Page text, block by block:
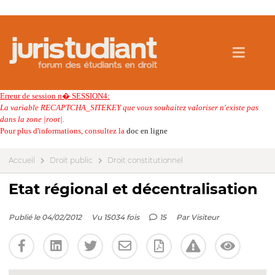
Erreur de session n� SESSION4:
La variable RECAPTCHA_SITEKEY que vous souhaitez valoriser n'existe pas
dans la zone |root|.
Pour plus d'informations, consultez la doc en ligne
Accueil Droit public Droit constitutionnel
Etat régional et décentralisation
Publié le 04/02/2012 Vu 15034 fois 15 Par Visiteur